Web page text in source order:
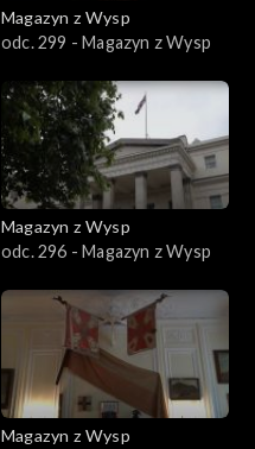
Magazyn z Wysp
odc. 299 - Magazyn z Wysp
Magazyn z Wysp
odc. 296 - Magazyn z Wysp
Magazyn z Wysp